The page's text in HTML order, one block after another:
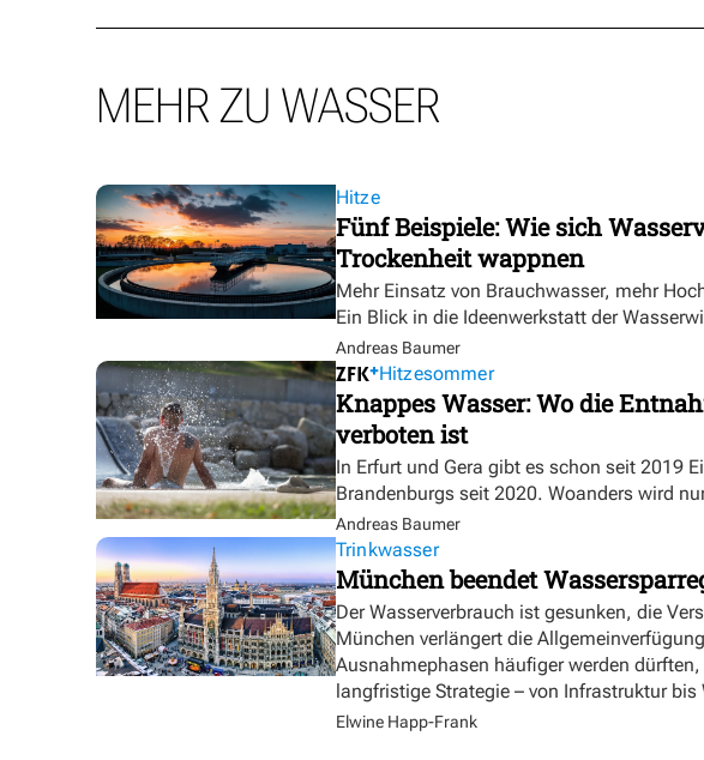
MEHR ZU WASSER
Hitze
Fünf Beispiele: Wie sich
Trockenheit wappnen
Mehr Einsatz von Brauchwasser, mehr
Ein Blick in die Ideenwerkstatt der
Andreas Baumer
Hitzesommer
Knappes Wasser: Wo die
verboten ist
In Erfurt und Gera gibt es schon seit 2019
Brandenburgs seit 2020. Woanders wird
Andreas Baumer
Trinkwasser
München beendet
Der Wasserverbrauch ist gesunken, die
München verlängert die
Ausnahmephasen häufiger werden
langfristige Strategie – von Infrastruktur bis
Elwine Happ-Frank